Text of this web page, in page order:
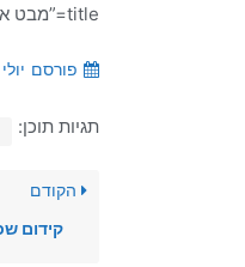
title=”מבט ארלוזורוב על שוק העבודה”]
פורסם יולי 18, 2022
תגיות תוכן:
הקודם
קידום שכר